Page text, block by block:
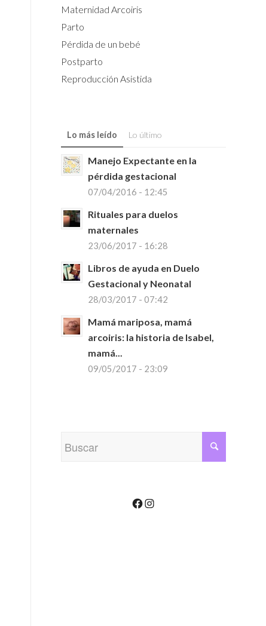
Maternidad Arcoiris
Parto
Pérdida de un bebé
Postparto
Reproducción Asistida
Lo más leído Lo último
Manejo Expectante en la
pérdida gestacional
07/04/2016 - 12:45
Rituales para duelos
maternales
23/06/2017 - 16:28
Libros de ayuda en Duelo
Gestacional y Neonatal
28/03/2017 - 07:42
Mamá mariposa, mamá
arcoiris: la historia de Isabel,
mamá...
09/05/2017 - 23:09
Facebook
Instagram